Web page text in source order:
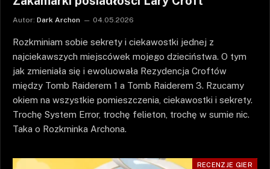
Autor: Dark Archon 04.05.2026
Rozkminiam sobie sekrety i ciekawostki jednej z
najciekawszych miejscówek mojego dzieciństwa. O tym
jak zmieniała się i ewoluowała Rezydencja Croftów
między Tomb Raiderem 1 a Tomb Raiderem 3. Rzucamy
okiem na wszystkie pomieszczenia, ciekawostki i sekrety.
Trochę System Error, trochę felieton, trochę w sumie nic.
Taka o Rozkminka Archona.
RECENZJE GIER